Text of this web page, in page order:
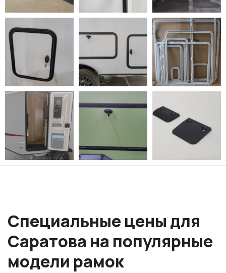
Специальные цены для
Саратова на популярные
модели рамок